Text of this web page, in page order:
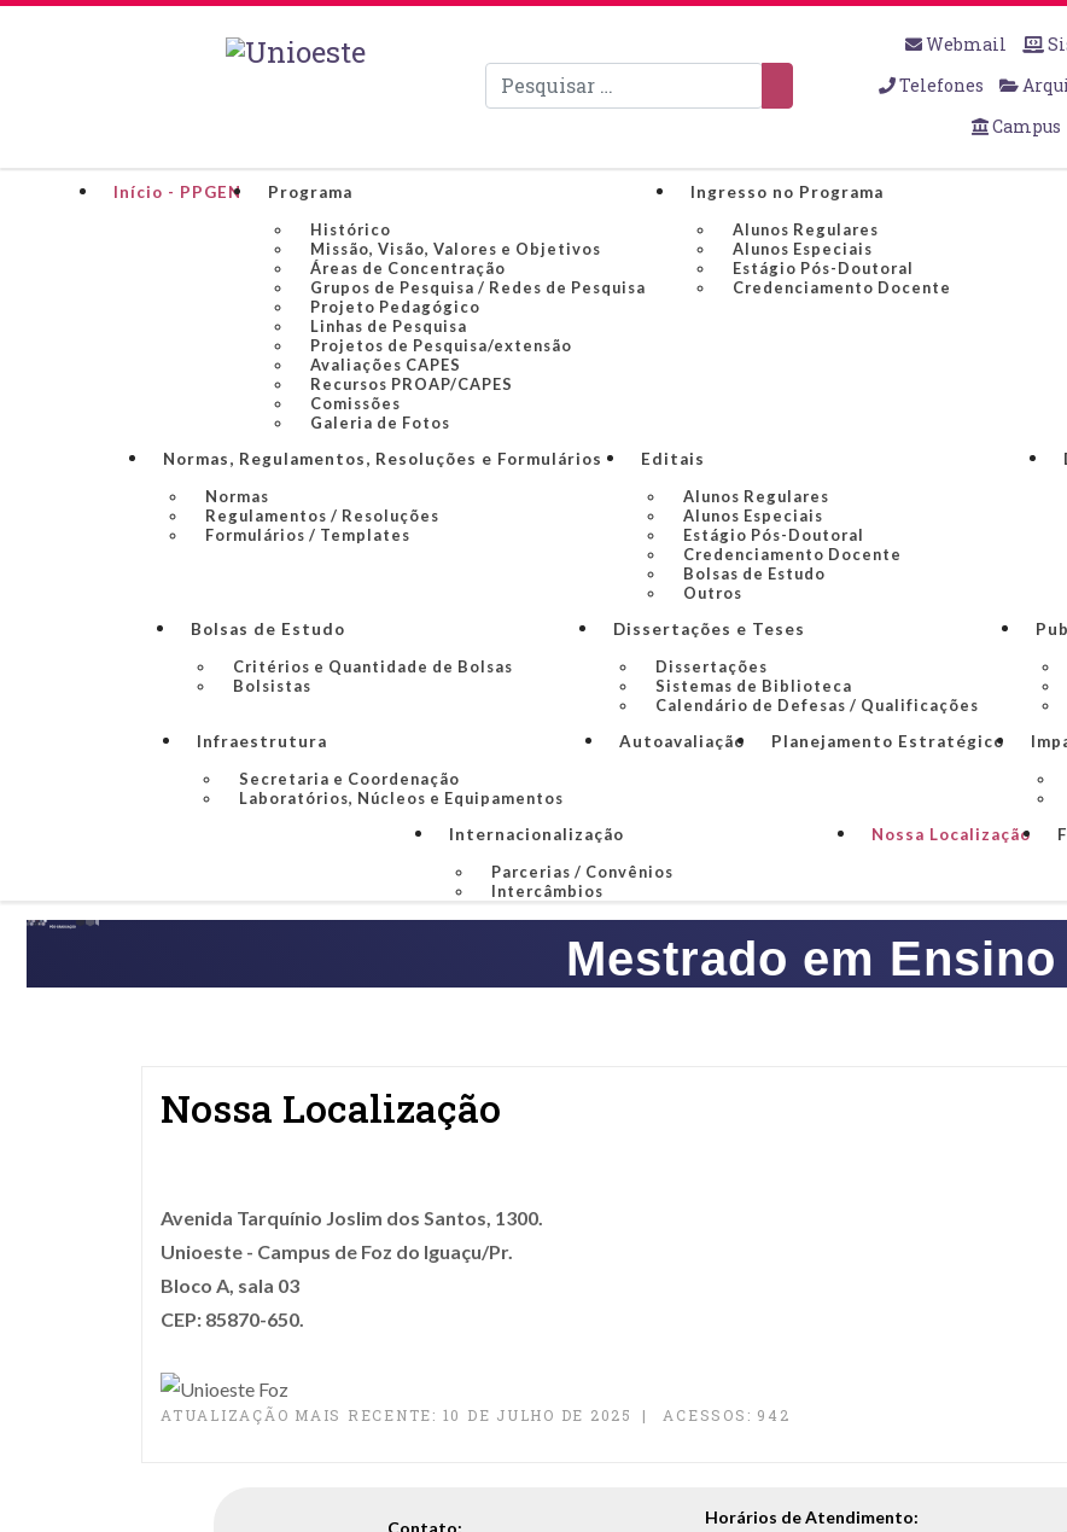
Pesquisar
Webmail
Telefones
Campus
Início - PPGEN
Programa
Histórico
Missão, Visão, Valores e Objetivos
Áreas de Concentração
Grupos de Pesquisa / Redes de Pesquisa
Projeto Pedagógico
Linhas de Pesquisa
Projetos de Pesquisa/extensão
Avaliações CAPES
Recursos PROAP/CAPES
Comissões
Galeria de Fotos
Ingresso no Programa
Alunos Regulares
Alunos Especiais
Estágio Pós-Doutoral
Credenciamento Docente
Normas, Regulamentos, Resoluções e Formulários
Normas
Regulamentos / Resoluções
Formulários / Templates
Editais
Alunos Regulares
Alunos Especiais
Estágio Pós-Doutoral
Credenciamento Docente
Bolsas de Estudo
Outros
Bolsas de Estudo
Critérios e Quantidade de Bolsas
Bolsistas
Dissertações e Teses
Dissertações
Sistemas de Biblioteca
Calendário de Defesas / Qualificações
Infraestrutura
Secretaria e Coordenação
Laboratórios, Núcleos e Equipamentos
Autoavaliação Planejamento Estratégico
Internacionalização
Parcerias / Convênios
Intercâmbios
Nossa Localização
Mestrado em Ensino
Nossa Localização
Avenida Tarquínio Joslim dos Santos, 1300.
Unioeste - Campus de Foz do Iguaçu/Pr.
Bloco A, sala 03
CEP: 85870-650.
ATUALIZAÇÃO MAIS RECENTE: 10 DE JULHO DE 2025 ACESSOS: 942
Contato:
Horários de Atendimento: